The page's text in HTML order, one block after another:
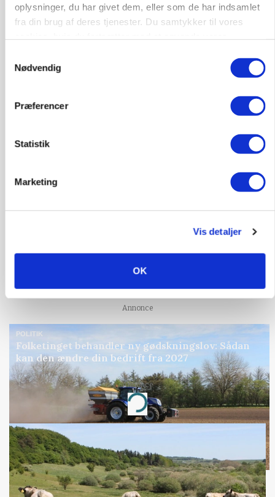
oplysninger, du har givet dem, eller som de har indsamlet
fra din brug af deres tjenester. Du samtykker til vores
Nødvendig
Præferencer
Statistik
Marketing
Vis detaljer
OK
MARKED
»Nu stopper I«: Landbrugsdebattør og
protestgruppe vil demonstrere mod ny
Annonce
POLITIK
Folketinget behandler ny gødskningslov: Sådan
kan den ændre din bedrift fra 2027
Annonce
Loading...